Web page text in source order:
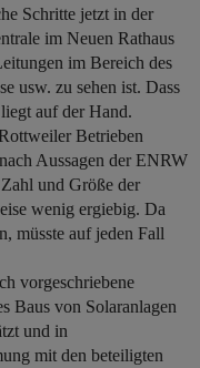
Schritte jetzt in der
im Neuen Rathaus
im Bereich des
usw. zu sehen ist. Dass
auf der Hand.
Betrieben
Aussagen der ENRW
und Größe der
wenig ergiebig. Da
müsste auf jeden Fall
vorgeschriebene
Baus von Solaranlagen
und in
mit den beteiligten